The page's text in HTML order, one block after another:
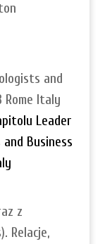
and
Rome Italy
Leader
Business
z
Relacje,